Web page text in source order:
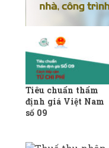
Tiêu chuẩn thẩm
định giá Việt Nam
số 09